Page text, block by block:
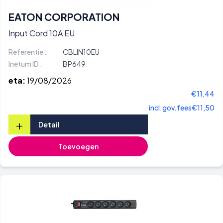
EATON CORPORATION
Input Cord 10A EU
Referentie :
CBLIN10EU
Inetum ID :
BP649
eta:19/08/2026
€11,44
incl.gov.fees€11,50
+ Detail
Toevoegen